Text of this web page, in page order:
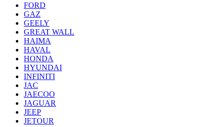
FORD
GAZ
GEELY
GREAT WALL
HAIMA
HAVAL
HONDA
HYUNDAI
INFINITI
JAC
JAECOO
JAGUAR
JEEP
JETOUR